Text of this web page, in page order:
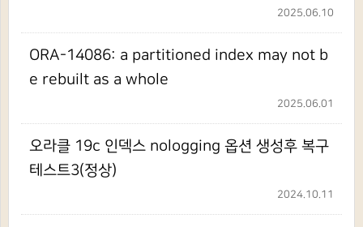
2025.06.10
ORA-14086: a partitioned index may not b
e rebuilt as a whole
2025.06.01
오라클 19c 인덱스 nologging 옵션 생성후 복구
테스트3(정상)
2024.10.11